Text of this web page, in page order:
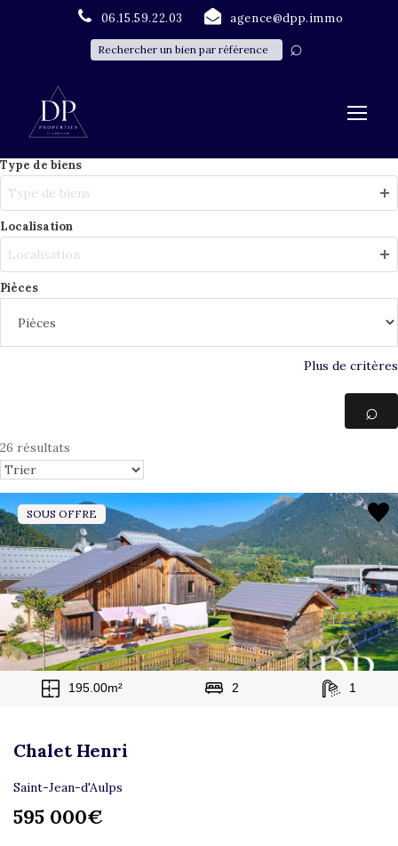
06.15.59.22.03 agence@dpp.immo
Type de biens
Type de biens
Localisation
Localisation
Pièces
Plus de critères
26 résultats
SOUS OFFRE
195.00m² 2 1
Chalet Henri
Saint-Jean-d'Aulps
595 000€